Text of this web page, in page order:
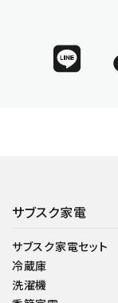
サブスク家電
サブスク家電セット
冷蔵庫
洗濯機